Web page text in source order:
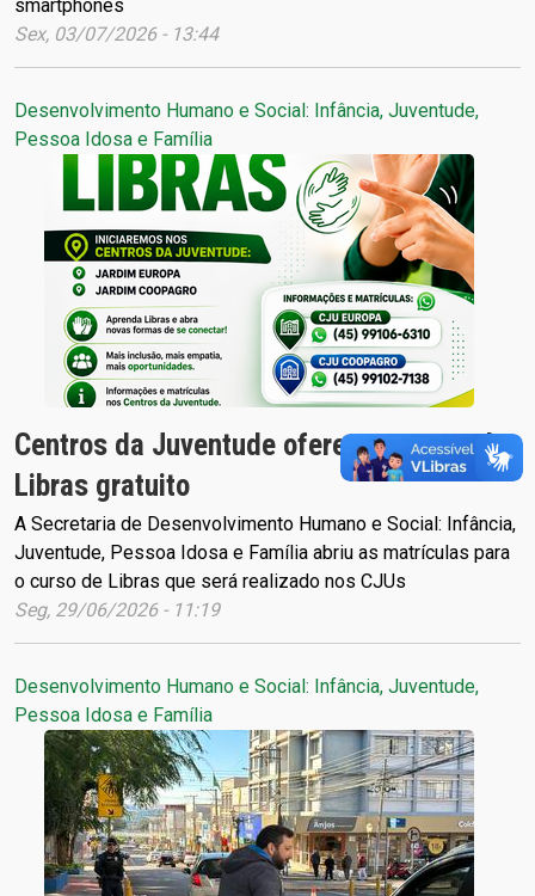
smartphones
Sex, 03/07/2026 - 13:44
Desenvolvimento Humano e Social: Infância, Juventude,
Pessoa Idosa e Família
Centros da Juventude oferecem curso de
Libras gratuito
A Secretaria de Desenvolvimento Humano e Social: Infância,
Juventude, Pessoa Idosa e Família abriu as matrículas para
o curso de Libras que será realizado nos CJUs
Seg, 29/06/2026 - 11:19
Desenvolvimento Humano e Social: Infância, Juventude,
Pessoa Idosa e Família